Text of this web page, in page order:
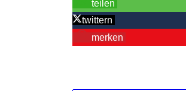
teilen
twittern
merken